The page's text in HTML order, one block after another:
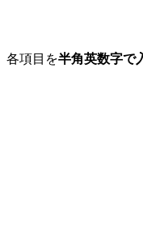
各項目を半角英数字で